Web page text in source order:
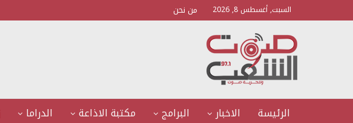
السبت, أغسطس 8, 2026 من نحن
الرئيسة الاخبار البرامج مكتبة الاذاعة الدراما